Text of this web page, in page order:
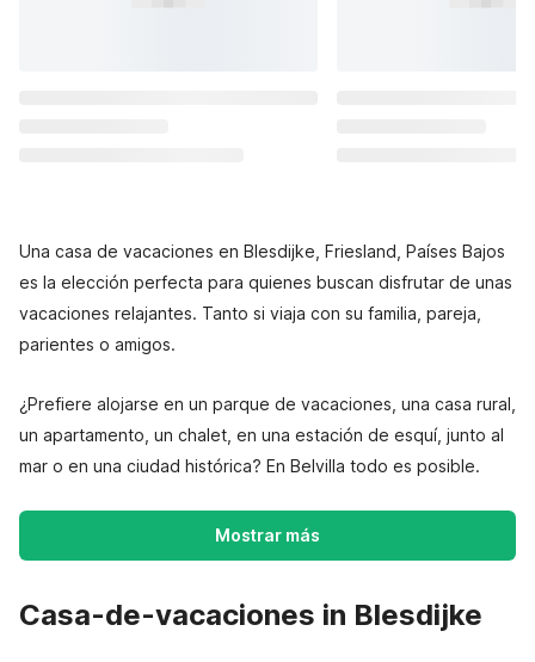
Una casa de vacaciones en Blesdijke, Friesland, Países Bajos
es la elección perfecta para quienes buscan disfrutar de unas
vacaciones relajantes. Tanto si viaja con su familia, pareja,
parientes o amigos.
¿Prefiere alojarse en un parque de vacaciones, una casa rural,
un apartamento, un chalet, en una estación de esquí, junto al
mar o en una ciudad histórica? En Belvilla todo es posible.
Mostrar más
Casa-de-vacaciones in Blesdijke